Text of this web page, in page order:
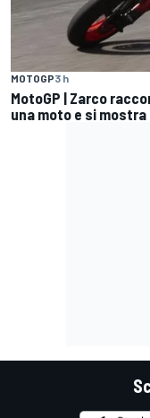
MOTOGP3 h
MotoGP | Zarco
una moto e si